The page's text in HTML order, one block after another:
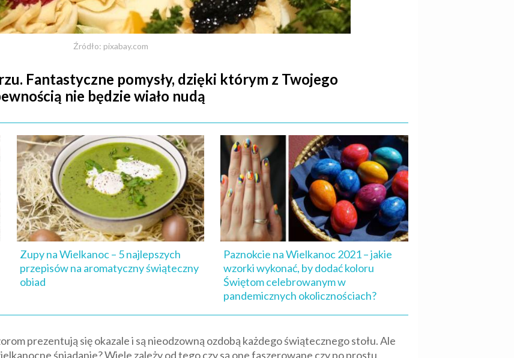
Źródło: pixabay.com
Fantastyczne pomysły, dzięki którym z Twojego
nie będzie wiało nudą
Zupy na Wielkanoc – 5 najlepszych
przepisów na aromatyczny świąteczny
obiad
Paznokcie na Wielkanoc 2021 – jakie
wzorki wykonać, by dodać koloru
Świętom celebrowanym w
pandemicznych okolicznościach?
prezentują się okazale i są nieodzowną ozdobą każdego świątecznego stołu. Ale
śniadanie? Wiele zależy od tego czy są one faszerowane czy po prostu